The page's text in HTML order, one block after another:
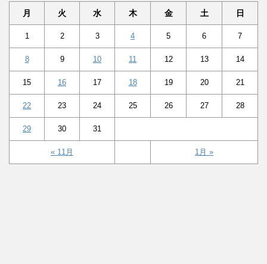
月 火 水 木 金 土 日
« 11月 1月 »
1 2 3 4 5 6 7
8 9 10 11 12 13 14
15 16 17 18 19 20 21
22 23 24 25 26 27 28
29 30 31